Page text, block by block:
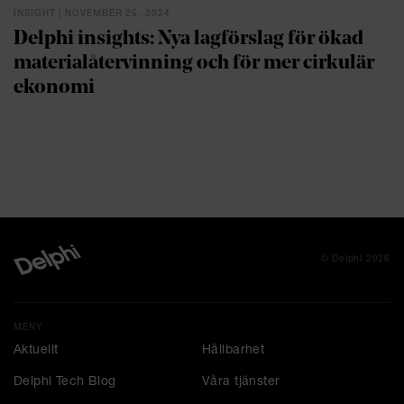
INSIGHT | NOVEMBER 25, 2024
Delphi insights: Nya lagförslag för ökad
materialåtervinning och för mer cirkulär
ekonomi
© Delphi 2026
MENY
Aktuellt Hållbarhet
Delphi Tech Blog Våra tjänster